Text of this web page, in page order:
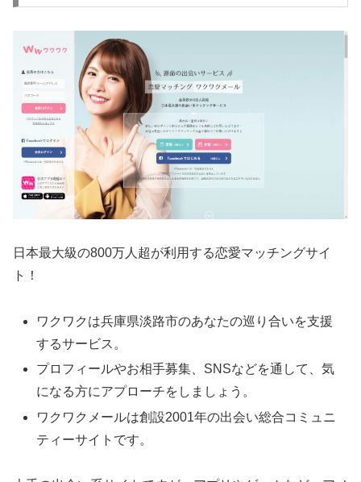
日本最大級の800万人超が利用する恋愛マッチングサイ
ト！
ワクワクは兵庫県淡路市のあなたの巡り合いを支援
するサービス。
プロフィールやお相手募集、SNSなどを通して、気
になる方にアプローチをしましょう。
ワクワクメールは創設2001年の出会い総合コミュニ
ティーサイトです。